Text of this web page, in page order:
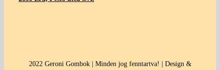
2022 Geroni Gombok | Minden jog fenntartva! | Design &